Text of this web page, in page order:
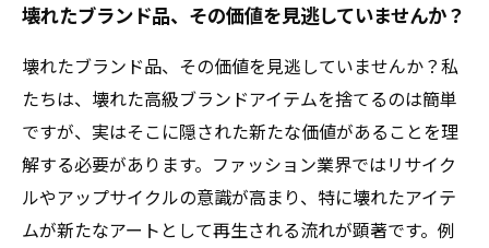
は？
物語の終焉、価値の再発見—壊れたブランド品
が教えてくれること
壊れたブランド品、その価値を見逃していませんか？
壊れたブランド品、その価値を見逃していませんか？私
たちは、壊れた高級ブランドアイテムを捨てるのは簡単
ですが、実はそこに隠された新たな価値があることを理
解する必要があります。ファッション業界ではリサイク
ルやアップサイクルの意識が高まり、特に壊れたアイテ
ムが新たなアートとして再生される流れが顕著です。例